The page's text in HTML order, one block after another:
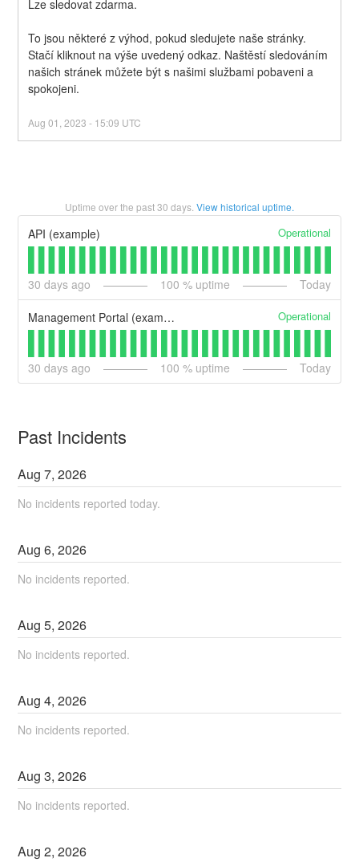
Lze sledovat zdarma.
To jsou některé z výhod, pokud sledujete naše stránky.
Stačí kliknout na výše uvedený odkaz. Naštěstí sledováním
našich stránek můžete být s našimi službami pobaveni a
spokojeni.
Aug01 ,2023 - 15:09 UTC
Uptime over the past30 days. View historical uptime.
API (example) Operational
30 days ago 100 % uptime Today
Management Portal (example) Operational
30 days ago 100 % uptime Today
Past Incidents
Aug7,2026
No incidents reported today.
Aug6,2026
No incidents reported.
Aug5,2026
No incidents reported.
Aug4,2026
No incidents reported.
Aug3,2026
No incidents reported.
Aug2,2026